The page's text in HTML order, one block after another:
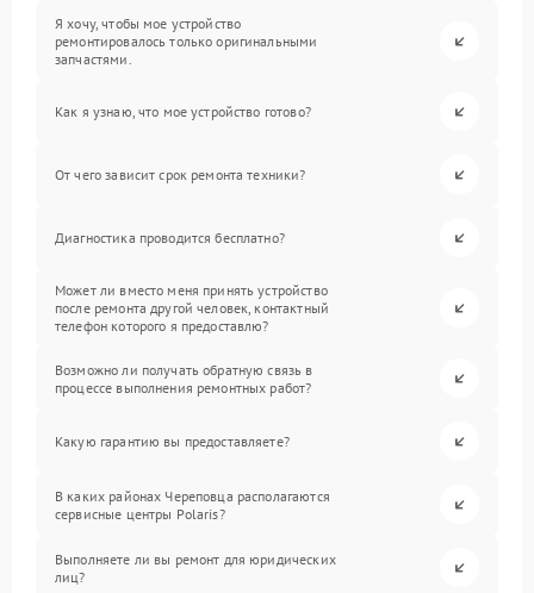
Я хочу, чтобы мое устройство
ремонтировалось только оригинальными
запчастями.
Как я узнаю, что мое устройство готово?
От чего зависит срок ремонта техники?
Диагностика проводится бесплатно?
Может ли вместо меня принять устройство
после ремонта другой человек, контактный
телефон которого я предоставлю?
Возможно ли получать обратную связь в
процессе выполнения ремонтных работ?
Какую гарантию вы предоставляете?
В каких районах Череповца располагаются
сервисные центры Polaris?
Выполняете ли вы ремонт для юридических
лиц?